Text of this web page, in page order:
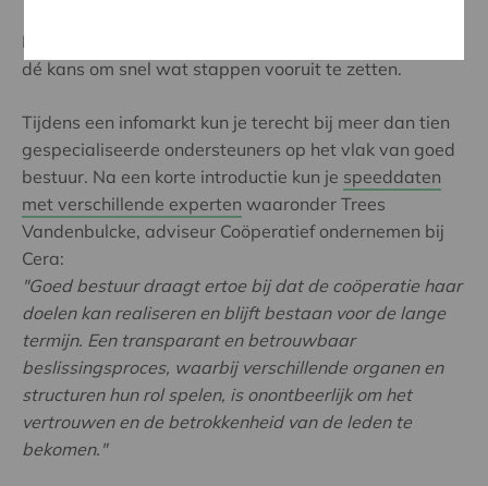
Dan is het acceleratie-event bestuurlijke vernieuwing
dé kans om snel wat stappen vooruit te zetten.
Tijdens een infomarkt kun je terecht bij meer dan tien
gespecialiseerde ondersteuners op het vlak van goed
bestuur. Na een korte introductie kun je speeddaten
met verschillende experten waaronder Trees
Vandenbulcke, adviseur Coöperatief ondernemen bij
Cera:
"Goed bestuur draagt ertoe bij dat de coöperatie haar
doelen kan realiseren en blijft bestaan voor de lange
termijn. Een transparant en betrouwbaar
beslissingsproces, waarbij verschillende organen en
structuren hun rol spelen, is onontbeerlijk om het
vertrouwen en de betrokkenheid van de leden te
bekomen."